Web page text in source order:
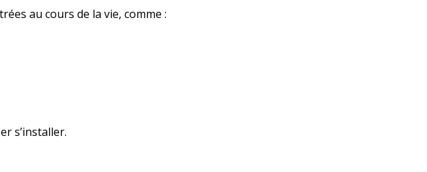
au cours de la vie, comme :
s’installer.